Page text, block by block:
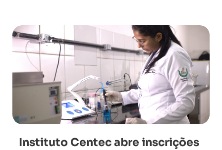
Instituto Centec abre inscrições